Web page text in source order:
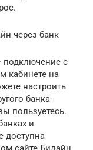
через банк
с
кабинете на
настроить
банка-
пользуетесь.
и
доступна